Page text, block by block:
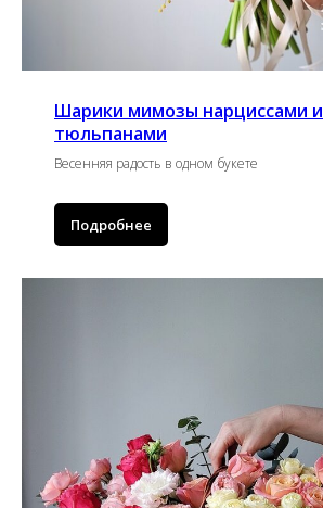
Шарики мимозы нарциссами и
тюльпанами
Весенняя радость в одном букете
Подробнее